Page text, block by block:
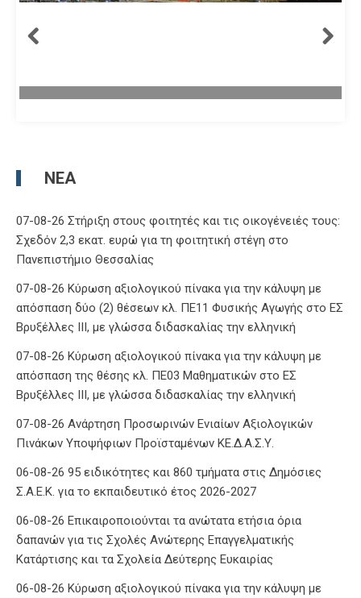
ΝΈΑ
07-08-26 Στήριξη στους φοιτητές και τις οικογένειές τους:
Σχεδόν 2,3 εκατ. ευρώ για τη φοιτητική στέγη στο
Πανεπιστήμιο Θεσσαλίας
07-08-26 Κύρωση αξιολογικού πίνακα για την κάλυψη με
απόσπαση δύο (2) θέσεων κλ. ΠΕ11 Φυσικής Αγωγής στο ΕΣ
Βρυξέλλες ΙΙΙ, με γλώσσα διδασκαλίας την ελληνική
07-08-26 Κύρωση αξιολογικού πίνακα για την κάλυψη με
απόσπαση της θέσης κλ. ΠΕ03 Μαθηματικών στο ΕΣ
Βρυξέλλες ΙΙΙ, με γλώσσα διδασκαλίας την ελληνική
07-08-26 Ανάρτηση Προσωρινών Ενιαίων Αξιολογικών
Πινάκων Υποψήφιων Προϊσταμένων ΚΕ.Δ.Α.Σ.Υ.
06-08-26 95 ειδικότητες και 860 τμήματα στις Δημόσιες
Σ.Α.Ε.Κ. για το εκπαιδευτικό έτος 2026-2027
06-08-26 Επικαιροποιούνται τα ανώτατα ετήσια όρια
δαπανών για τις Σχολές Ανώτερης Επαγγελματικής
Κατάρτισης και τα Σχολεία Δεύτερης Ευκαιρίας
06-08-26 Κύρωση αξιολογικού πίνακα για την κάλυψη με